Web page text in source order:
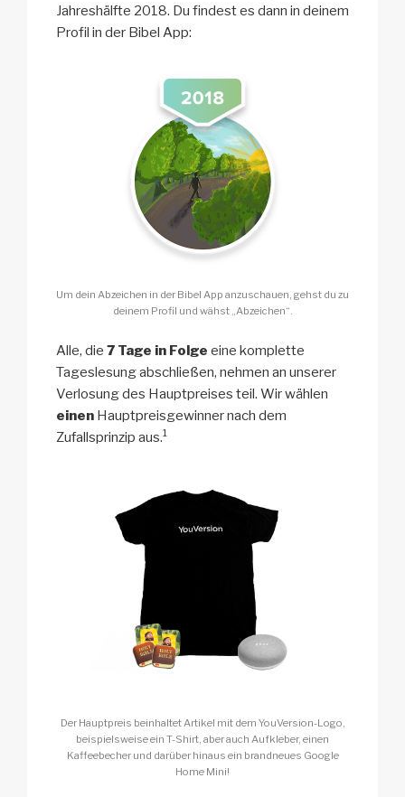
Jahreshälfte 2018. Du findest es dann in deinem
Profil in der Bibel App:
Um dein Abzeichen in der Bibel App anzuschauen, gehst du zu
deinem Profil und wähst „Abzeichen“.
Alle, die 7 Tage in Folge eine komplette
Tageslesung abschließen, nehmen an unserer
Verlosung des Hauptpreises teil. Wir wählen
einen Hauptpreisgewinner nach dem
Zufallsprinzip aus.1
Der Hauptpreis beinhaltet Artikel mit dem YouVersion-Logo,
beispielsweise ein T-Shirt, aber auch Aufkleber, einen
Kaffeebecher und darüber hinaus ein brandneues Google
Home Mini!